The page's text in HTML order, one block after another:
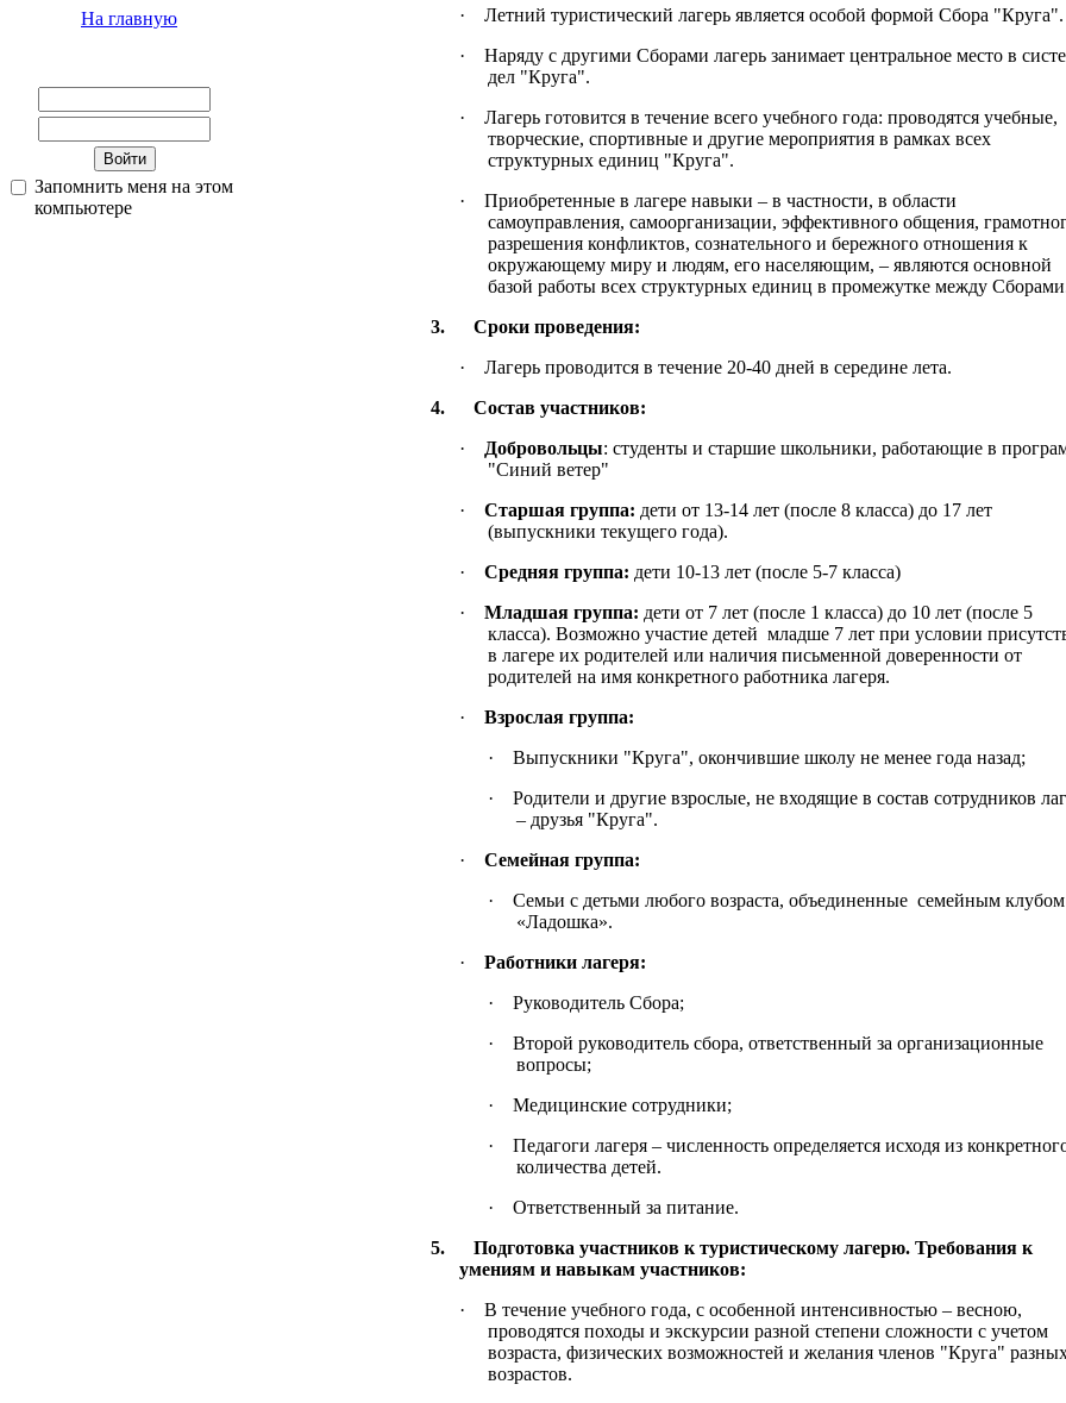
На главную
Запомнить меня на этом
компьютере
·
Летний туристический лагерь является особой формой Сбора "Круга".
·
Наряду с другими Сборами лагерь занимает центральное место в
дел "Круга".
·
Лагерь готовится в течение всего учебного года: проводятся учебные,
творческие, спортивные и другие мероприятия в рамках всех
структурных единиц "Круга".
·
Приобретенные в лагере навыки – в частности, в области
самоуправления, самоорганизации, эффективного общения,
разрешения конфликтов, сознательного и бережного отношения к
окружающему миру и людям, его населяющим, – являются основной
базой работы всех структурных единиц в промежутке между
3. Сроки проведения:
·
Лагерь проводится в течение 20-40 дней в середине лета.
4. Состав участников:
·
Добровольцы: студенты и старшие школьники, работающие в
"Синий ветер"
·
Старшая группа: дети от 13-14 лет (после 8 класса) до 17 лет
(выпускники текущего года).
·
Средняя группа: дети 10-13 лет (после 5-7 класса)
·
Младшая группа: дети от 7 лет (после 1 класса) до 10 лет (после 5
класса). Возможно участие детей младше 7 лет при условии
в лагере их родителей или наличия письменной доверенности от
родителей на имя конкретного работника лагеря.
·
Взрослая группа:
·
Выпускники "Круга", окончившие школу не менее года назад;
·
Родители и другие взрослые, не входящие в состав сотрудников
– друзья "Круга".
·
Семейная группа:
·
Семьи с детьми любого возраста, объединенные семейным клубом
«Ладошка».
·
Работники лагеря:
·
Руководитель Сбора;
·
Второй руководитель сбора, ответственный за организационные
вопросы;
·
Медицинские сотрудники;
·
Педагоги лагеря – численность определяется исходя из
количества детей.
·
Ответственный за питание.
5. Подготовка участников к туристическому лагерю. Требования к
умениям и навыкам участников:
·
В течение учебного года, с особенной интенсивностью – весною,
проводятся походы и экскурсии разной степени сложности с учетом
возраста, физических возможностей и желания членов "Круга"
возрастов.